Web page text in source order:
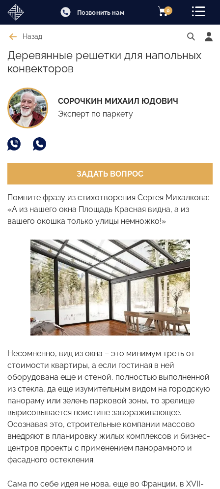
Позвонить нам 0
Назад
Деревянные решетки для напольных
конвекторов
СОРОЧКИН МИХАИЛ ЮДОВИЧ
Эксперт по паркету
ЗАДАТЬ ВОПРОС
Помните фразу из стихотворения Сергея Михалкова:
«А из нашего окна Площадь Красная видна, а из
вашего окошка только улицы немножко!»
Несомненно, вид из окна – это минимум треть от
стоимости квартиры, а если гостиная в ней
оборудована еще и стеной, полностью выполненной
из стекла, да еще изумительным видом на городскую
панораму или зелень парковой зоны, то зрелище
вырисовывается поистине завораживающее.
Осознавая это, строительные компании массово
внедряют в планировку жилых комплексов и бизнес-
центров проекты с применением панорамного и
фасадного остекления.
Сама по себе идея не нова, еще во Франции, в XVII-